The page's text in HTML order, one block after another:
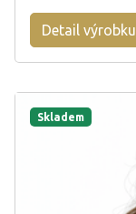
Detail výrobku
Skladem